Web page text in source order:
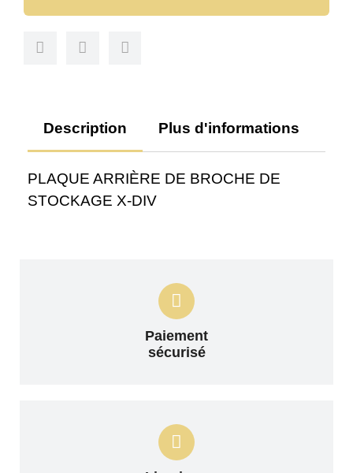
Description Plus d'informations
PLAQUE ARRIÈRE DE BROCHE DE
STOCKAGE X-DIV
Paiement
sécurisé